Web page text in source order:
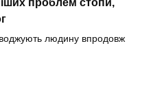
людину впродовж